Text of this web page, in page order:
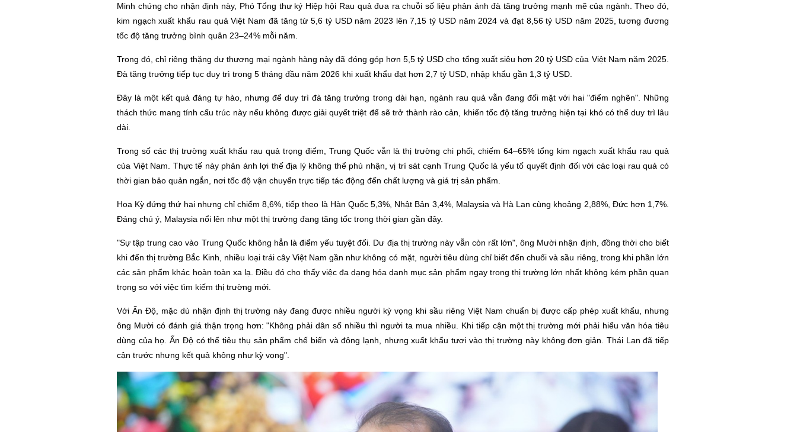
Minh chứng cho nhận định này, Phó Tổng thư ký Hiệp hội Rau quả đưa ra chuỗi số liệu phản ánh đà tăng trưởng mạnh mẽ của ngành. Theo đó,
kim ngạch xuất khẩu rau quả Việt Nam đã tăng từ 5,6 tỷ USD năm 2023 lên 7,15 tỷ USD năm 2024 và đạt 8,56 tỷ USD năm 2025, tương đương
tốc độ tăng trưởng bình quân 23–24% mỗi năm.
Trong đó, chỉ riêng thặng dư thương mại ngành hàng này đã đóng góp hơn 5,5 tỷ USD cho tổng xuất siêu hơn 20 tỷ USD của Việt Nam năm 2025.
Đà tăng trưởng tiếp tục duy trì trong 5 tháng đầu năm 2026 khi xuất khẩu đạt hơn 2,7 tỷ USD, nhập khẩu gần 1,3 tỷ USD.
Đây là một kết quả đáng tự hào, nhưng để duy trì đà tăng trưởng trong dài hạn, ngành rau quả vẫn đang đối mặt với hai "điểm nghẽn". Những
thách thức mang tính cấu trúc này nếu không được giải quyết triệt để sẽ trở thành rào cản, khiến tốc độ tăng trưởng hiện tại khó có thể duy trì lâu
dài.
Trong số các thị trường xuất khẩu rau quả trọng điểm, Trung Quốc vẫn là thị trường chi phối, chiếm 64–65% tổng kim ngạch xuất khẩu rau quả
của Việt Nam. Thực tế này phản ánh lợi thế địa lý không thể phủ nhận, vị trí sát cạnh Trung Quốc là yếu tố quyết định đối với các loại rau quả có
thời gian bảo quản ngắn, nơi tốc độ vận chuyển trực tiếp tác động đến chất lượng và giá trị sản phẩm.
Hoa Kỳ đứng thứ hai nhưng chỉ chiếm 8,6%, tiếp theo là Hàn Quốc 5,3%, Nhật Bản 3,4%, Malaysia và Hà Lan cùng khoảng 2,88%, Đức hơn 1,7%.
Đáng chú ý, Malaysia nổi lên như một thị trường đang tăng tốc trong thời gian gần đây.
"Sự tập trung cao vào Trung Quốc không hẳn là điểm yếu tuyệt đối. Dư địa thị trường này vẫn còn rất lớn", ông Mười nhận định, đồng thời cho biết
khi đến thị trường Bắc Kinh, nhiều loại trái cây Việt Nam gần như không có mặt, người tiêu dùng chỉ biết đến chuối và sầu riêng, trong khi phần lớn
các sản phẩm khác hoàn toàn xa lạ. Điều đó cho thấy việc đa dạng hóa danh mục sản phẩm ngay trong thị trường lớn nhất không kém phần quan
trọng so với việc tìm kiếm thị trường mới.
Với Ấn Độ, mặc dù nhận định thị trường này đang được nhiều người kỳ vọng khi sầu riêng Việt Nam chuẩn bị được cấp phép xuất khẩu, nhưng
ông Mười có đánh giá thận trọng hơn: "Không phải dân số nhiều thì người ta mua nhiều. Khi tiếp cận một thị trường mới phải hiểu văn hóa tiêu
dùng của họ. Ấn Độ có thể tiêu thụ sản phẩm chế biến và đông lạnh, nhưng xuất khẩu tươi vào thị trường này không đơn giản. Thái Lan đã tiếp
cận trước nhưng kết quả không như kỳ vọng".